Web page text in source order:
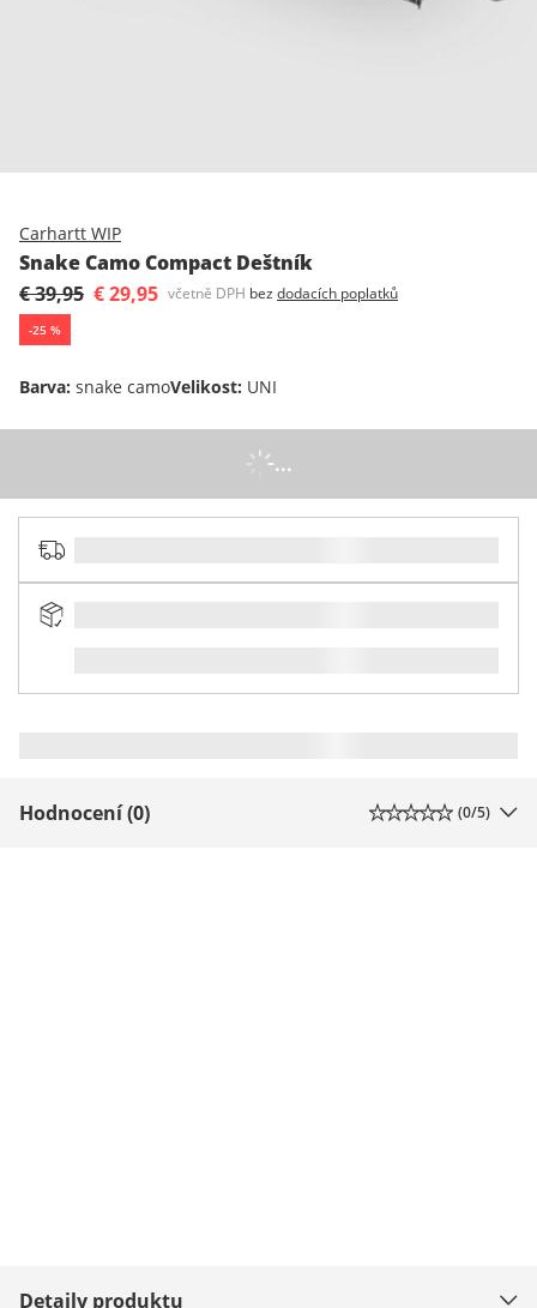
Carhartt WIP
Snake Camo Compact Deštník
€ 39,95 € 29,95 včetně DPH bez dodacích poplatků
-25 %
Barva: snake camoVelikost: UNI
...
Hodnocení (0) (0/5)
Detaily produktu